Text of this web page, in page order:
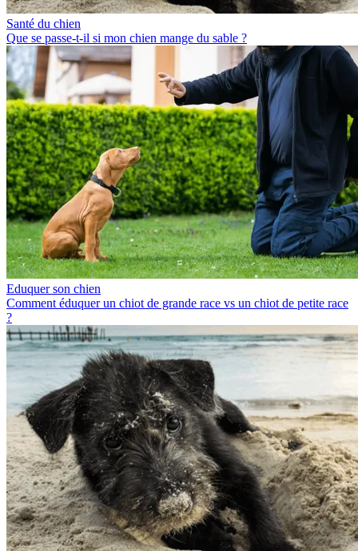
Santé du chien
Que se passe-t-il si mon chien mange du sable ?
Eduquer son chien
Comment éduquer un chiot de grande race vs un chiot de petite race
?